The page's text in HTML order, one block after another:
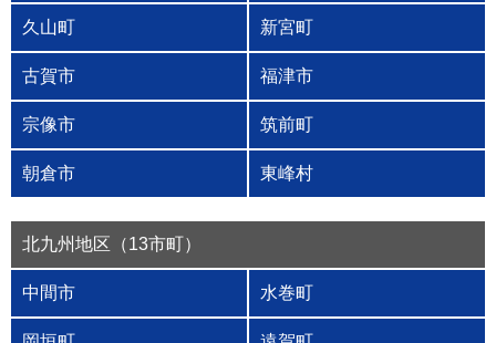
久山町 新宮町
古賀市 福津市
宗像市 筑前町
朝倉市 東峰村
北九州地区（13市町）
中間市 水巻町